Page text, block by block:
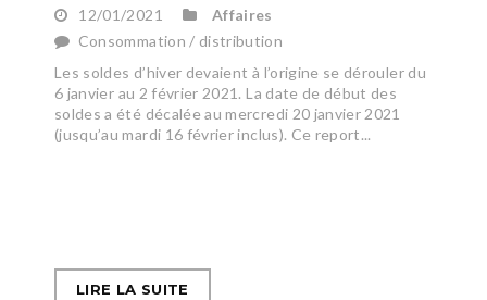
12/01/2021
Affaires
Consommation / distribution
Les soldes d’hiver devaient à l’origine se dérouler du
6 janvier au 2 février 2021. La date de début des
soldes a été décalée au mercredi 20 janvier 2021
(jusqu’au mardi 16 février inclus). Ce report...
LIRE LA SUITE